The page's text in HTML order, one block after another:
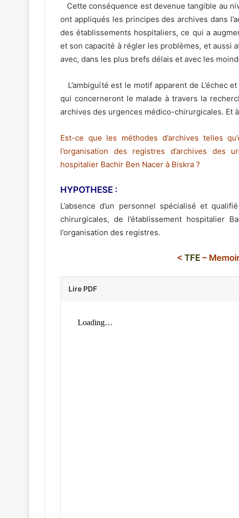
Cette conséquence est devenue tangible au
ont appliqués les principes des archives dans
des établissements hospitaliers, ce qui a
et son capacité à régler les problèmes, et aussi
avec, dans les plus brefs délais et avec les
L’ambiguïté est le motif apparent de L’échec
qui concerneront le malade à travers la
archives des urgences médico-chirurgicales. Et
Est-ce que les méthodes d’archives telles
l’organisation des registres d’archives des
hospitalier Bachir Ben Nacer à Biskra ?
HYPOTHESE :
L’absence d’un personnel spécialisé et
chirurgicales, de l’établissement hospitalier
l’organisation des registres.
< TFE –
Lire PDF